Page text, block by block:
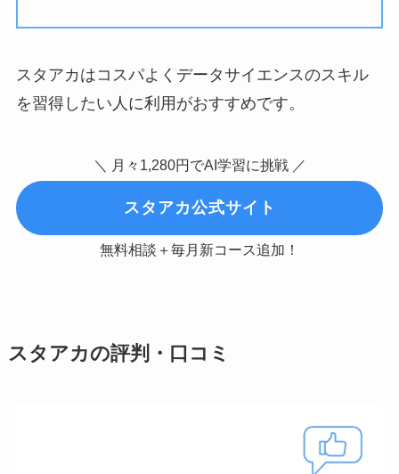
スタアカはコスパよくデータサイエンスのスキル
を習得したい人に利用がおすすめです。
＼ 月々1,280円でAI学習に挑戦 ／
スタアカ公式サイト
無料相談＋毎月新コース追加！
スタアカの評判・口コミ